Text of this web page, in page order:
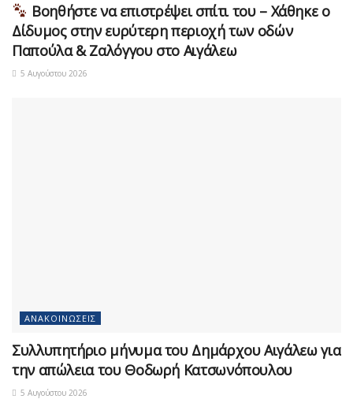
Βοηθήστε να επιστρέψει σπίτι του – Χάθηκε ο
Δίδυμος στην ευρύτερη περιοχή των οδών
Παπούλα & Ζαλόγγου στο Αιγάλεω
5 Αυγούστου 2026
ΑΝΑΚΟΙΝΏΣΕΙΣ
Συλλυπητήριο μήνυμα του Δημάρχου Αιγάλεω για
την απώλεια του Θοδωρή Κατσωνόπουλου
5 Αυγούστου 2026